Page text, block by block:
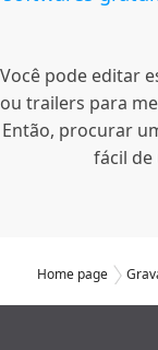
Você pode editar
ou trailers para
Então, procurar
fácil
Home page